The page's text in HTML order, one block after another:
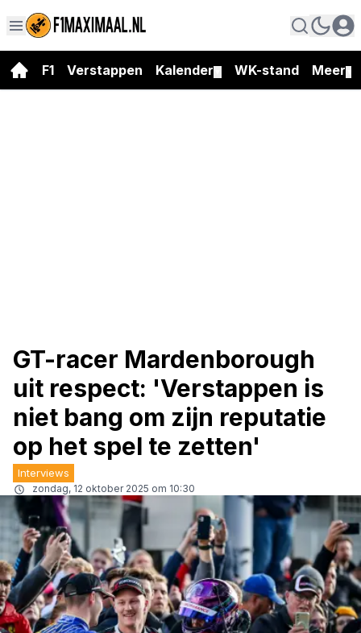
F1 Verstappen Kalender WK-stand Meer
GT-racer Mardenborough
uit respect: 'Verstappen is
niet bang om zijn reputatie
op het spel te zetten'
Interviews
zondag, 12 oktober 2025 om 10:30